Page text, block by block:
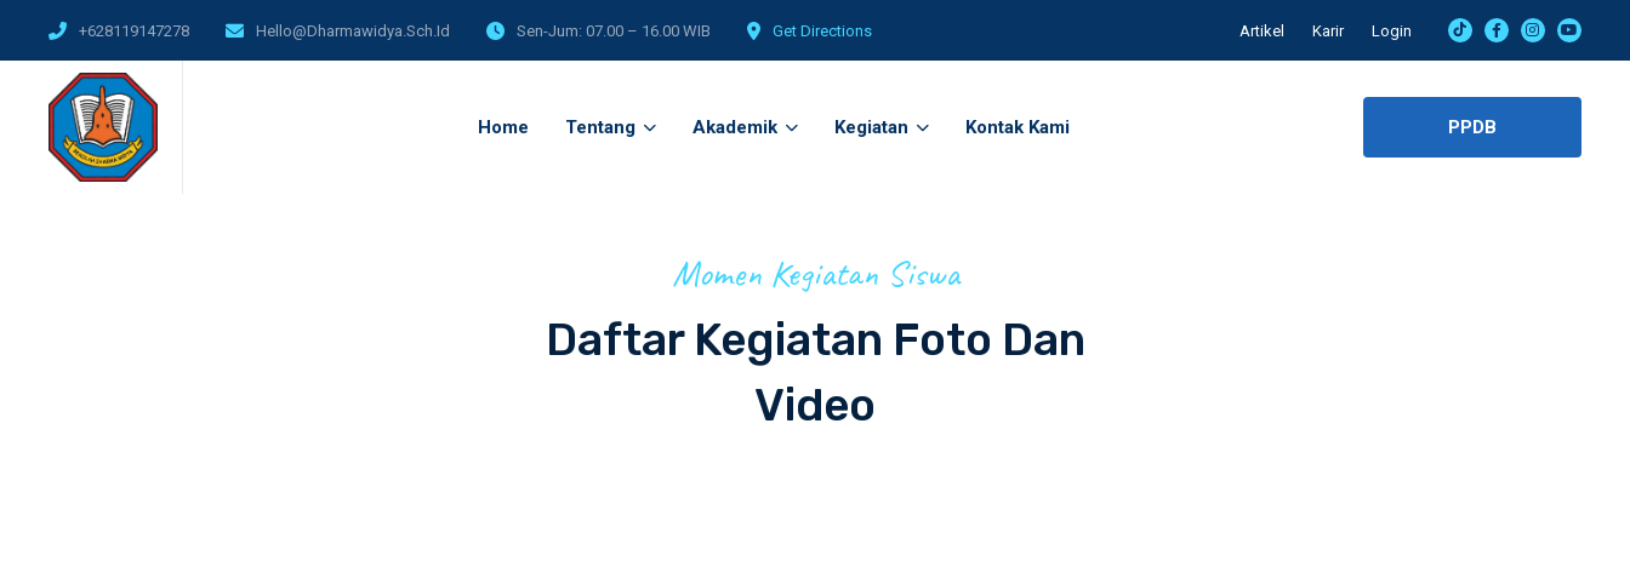
+628119147278 Hello@dharmawidya.sch.id Sen-Jum: 07.00 – 16.00 WIB Get Directions Artikel Karir Login
Home Tentang Akademik Kegiatan Kontak Kami PPDB
Momen Kegiatan Siswa
Daftar Kegiatan Foto Dan
Video